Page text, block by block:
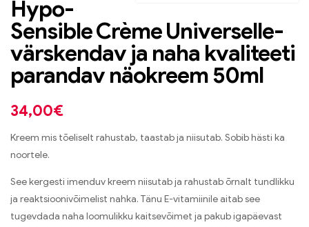
Hypo-
Sensible Crème Universelle-
värskendav ja naha kvaliteeti
parandav näokreem 50ml
34,00€
Kreem mis tõeliselt rahustab, taastab ja niisutab. Sobib hästi ka
noortele.
See kergesti imenduv kreem niisutab ja rahustab õrnalt tundlikku
ja reaktsioonivõimelist nahka. Tänu E-vitamiinile aitab see
tugevdada naha loomulikku kaitsevõimet ja pakub igapäevast